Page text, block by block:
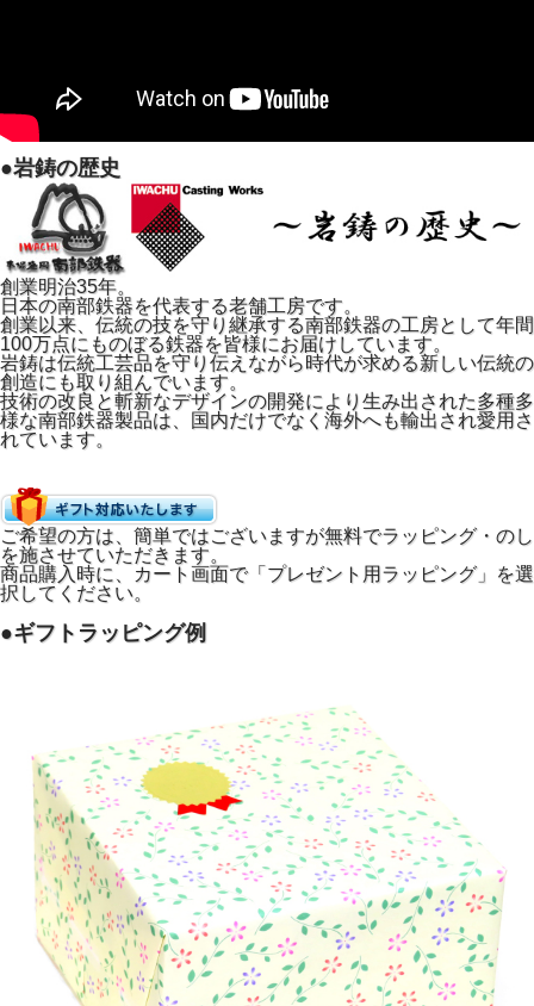
●一度温まれば、ずっと安定。効率よく焼き続けられ
南部鉄器は保温性にも優れています。
一度適温になると温度が下がりにくく、たこ焼きを何度も焼
き直す手間が省けます。
食卓を囲みながら次々と焼き立てを楽しめるのは鉄器ならで
はの魅力です。
アヒージョなどアイデア次第でバリエーションが広がりま
す。
おもてなしにも毎日の食卓にも活躍します。
●岩鋳の歴史
創業明治35年。
日本の南部鉄器を代表する老舗工房です。
創業以来、伝統の技を守り継承する南部鉄器の工房として年間
100万点にものぼる鉄器を皆様にお届けしています。
岩鋳は伝統工芸品を守り伝えながら時代が求める新しい伝統の
創造にも取り組んでいます。
技術の改良と斬新なデザインの開発により生み出された多種多
様な南部鉄器製品は、国内だけでなく海外へも輸出され愛用さ
れています。
ご希望の方は、簡単ではございますが無料でラッピング・のし
を施させていただきます。
商品購入時に、カート画面で「プレゼント用ラッピング」を選
択してください。
●ギフトラッピング例